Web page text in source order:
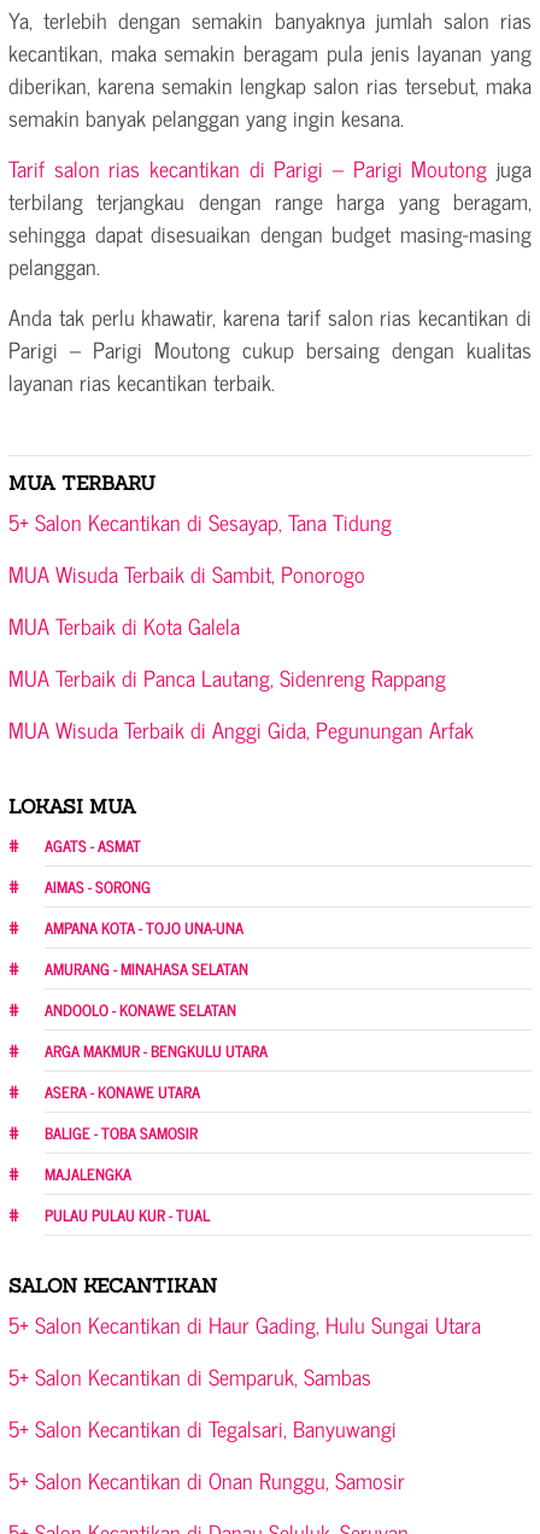
Ya, terlebih dengan semakin banyaknya jumlah salon rias
kecantikan, maka semakin beragam pula jenis layanan yang
diberikan, karena semakin lengkap salon rias tersebut, maka
semakin banyak pelanggan yang ingin kesana.
Tarif salon rias kecantikan di Parigi – Parigi Moutong juga
terbilang terjangkau dengan range harga yang beragam,
sehingga dapat disesuaikan dengan budget masing-masing
pelanggan.
Anda tak perlu khawatir, karena tarif salon rias kecantikan di
Parigi – Parigi Moutong cukup bersaing dengan kualitas
layanan rias kecantikan terbaik.
MUA TERBARU
5+ Salon Kecantikan di Sesayap, Tana Tidung
MUA Wisuda Terbaik di Sambit, Ponorogo
MUA Terbaik di Kota Galela
MUA Terbaik di Panca Lautang, Sidenreng Rappang
MUA Wisuda Terbaik di Anggi Gida, Pegunungan Arfak
LOKASI MUA
AGATS - ASMAT
AIMAS - SORONG
AMPANA KOTA - TOJO UNA-UNA
AMURANG - MINAHASA SELATAN
ANDOOLO - KONAWE SELATAN
ARGA MAKMUR - BENGKULU UTARA
ASERA - KONAWE UTARA
BALIGE - TOBA SAMOSIR
MAJALENGKA
PULAU PULAU KUR - TUAL
SALON KECANTIKAN
5+ Salon Kecantikan di Haur Gading, Hulu Sungai Utara
5+ Salon Kecantikan di Semparuk, Sambas
5+ Salon Kecantikan di Tegalsari, Banyuwangi
5+ Salon Kecantikan di Onan Runggu, Samosir